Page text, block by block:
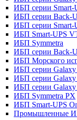
ИБП серии Smart-
ИБП серии Back-
ИБП серии Smart-
ИБП Smart-UPS
ИБП Symmetra
ИБП серии Back-
ИБП Морского
ИБП серии Galaxy
ИБП серии Galaxy
ИБП серии
ИБП Symmetra PX
ИБП Smart-UPS
Промышленные